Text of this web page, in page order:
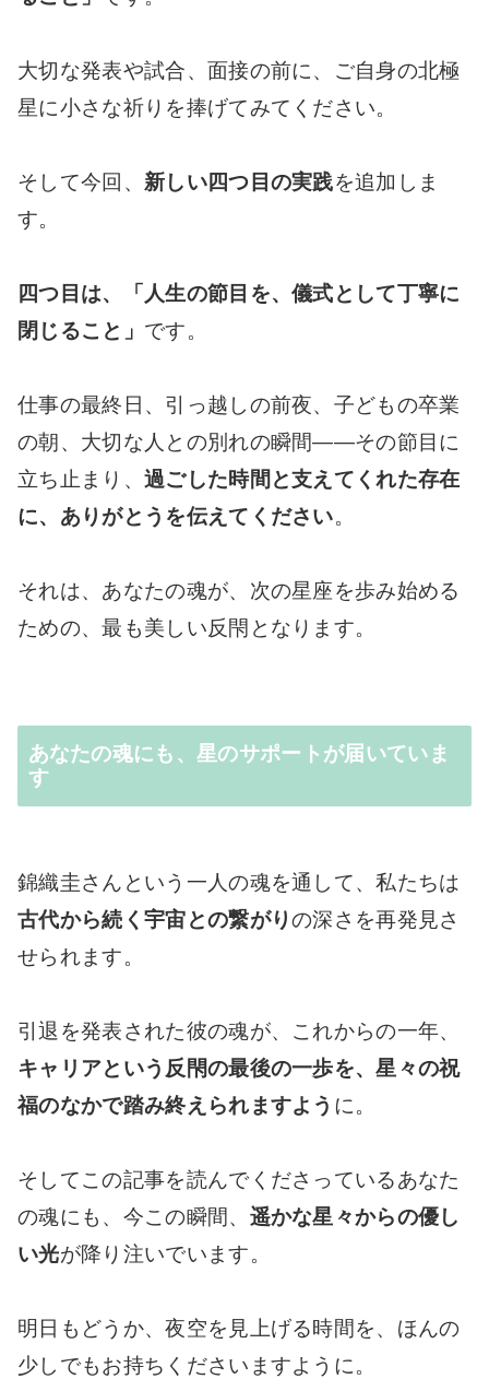
大切な発表や試合、面接の前に、ご自身の北極
星に小さな祈りを捧げてみてください。
そして今回、 新しい四つ目の実践を追加しま
す。
四つ目は、「人生の節目を、儀式として丁寧に
閉じること」 です。
仕事の最終日、引っ越しの前夜、子どもの卒業
の朝、大切な人との別れの瞬間――その節目に
立ち止まり、 過ごした時間と支えてくれた存在
に、ありがとうを伝えてください。
それは、あなたの魂が、次の星座を歩み始める
ための、最も美しい反閇となります。
あなたの魂にも、星のサポートが届いていま
す
錦織圭さんという一人の魂を通して、私たちは
古代から続く宇宙との繋がりの深さを再発見さ
せられます。
引退を発表された彼の魂が、これからの一年、
キャリアという反閇の最後の一歩を、星々の祝
福のなかで踏み終えられますよう に。
そしてこの記事を読んでくださっているあなた
の魂にも、今この瞬間、 遥かな星々からの優し
い光が降り注いでいます。
明日もどうか、夜空を見上げる時間を、ほんの
少しでもお持ちくださいますように。